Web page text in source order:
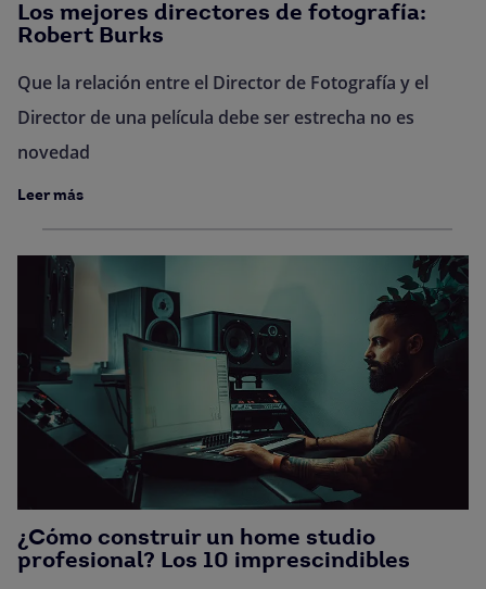
Los mejores directores de fotografía:
Robert Burks
Que la relación entre el Director de Fotografía y el
Director de una película debe ser estrecha no es
novedad
Leer más
¿Cómo construir un home studio
profesional? Los 10 imprescindibles